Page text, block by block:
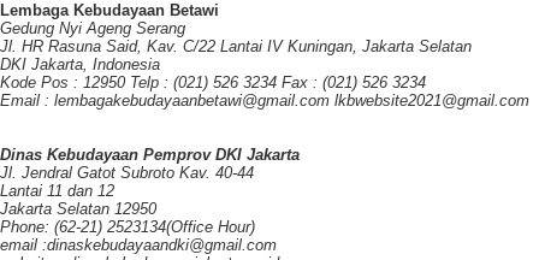
Lembaga Kebudayaan Betawi
Gedung Nyi Ageng Serang
Jl. HR Rasuna Said, Kav. C/22 Lantai IV Kuningan, Jakarta Selatan
DKI Jakarta, Indonesia
Kode Pos : 12950 Telp : (021) 526 3234 Fax : (021) 526 3234
Email : lembagakebudayaanbetawi@gmail.com lkbwebsite2021@gmail.com
Dinas Kebudayaan Pemprov DKI Jakarta
Jl. Jendral Gatot Subroto Kav. 40-44
Lantai 11 dan 12
Jakarta Selatan 12950
Phone: (62-21) 2523134(Office Hour)
email :dinaskebudayaandki@gmail.com